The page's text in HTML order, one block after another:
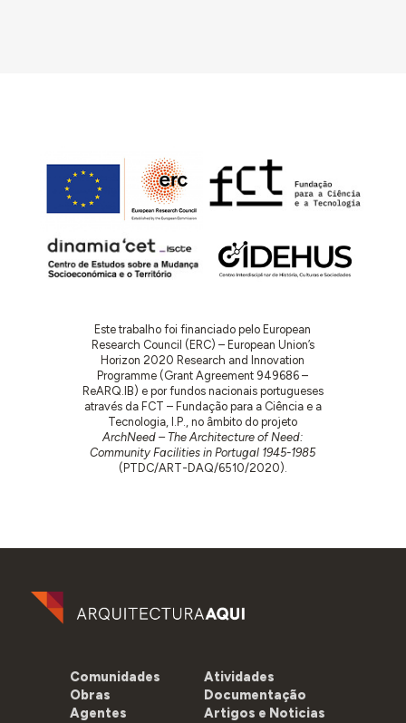
Este trabalho foi financiado pelo European
Research Council (ERC) – European Union’s
Horizon 2020 Research and Innovation
Programme (Grant Agreement 949686 –
ReARQ.IB) e por fundos nacionais portugueses
através da FCT – Fundação para a Ciência e a
Tecnologia, I.P., no âmbito do projeto
ArchNeed – The Architecture of Need:
Community Facilities in Portugal 1945-1985
(PTDC/ART-DAQ/6510/2020).
Comunidades
Obras
Agentes
Atividades
Documentação
Artigos e Noticias